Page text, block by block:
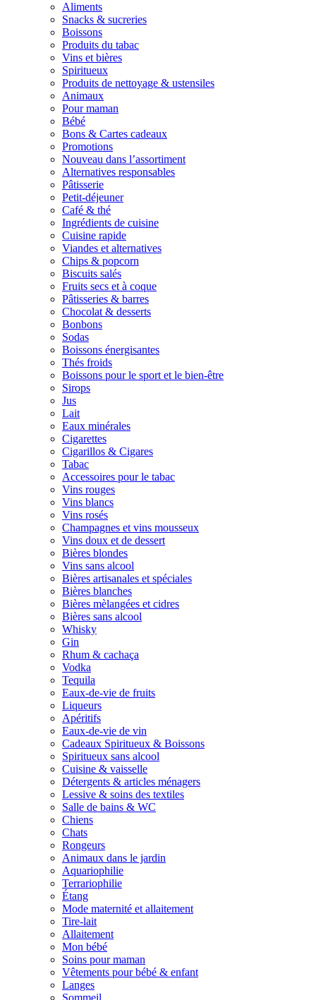
Aliments
Snacks & sucreries
Boissons
Produits du tabac
Vins et bières
Spiritueux
Produits de nettoyage & ustensiles
Animaux
Pour maman
Bébé
Bons & Cartes cadeaux
Promotions
Nouveau dans l’assortiment
Alternatives responsables
Pâtisserie
Petit-déjeuner
Café & thé
Ingrédients de cuisine
Cuisine rapide
Viandes et alternatives
Chips & popcorn
Biscuits salés
Fruits secs et à coque
Pâtisseries & barres
Chocolat & desserts
Bonbons
Sodas
Boissons énergisantes
Thés froids
Boissons pour le sport et le bien-être
Sirops
Jus
Lait
Eaux minérales
Cigarettes
Cigarillos & Cigares
Tabac
Accessoires pour le tabac
Vins rouges
Vins blancs
Vins rosés
Champagnes et vins mousseux
Vins doux et de dessert
Bières blondes
Vins sans alcool
Bières artisanales et spéciales
Bières blanches
Bières mèlangées et cidres
Bières sans alcool
Whisky
Gin
Rhum & cachaça
Vodka
Tequila
Eaux-de-vie de fruits
Liqueurs
Apéritifs
Eaux-de-vie de vin
Cadeaux Spiritueux & Boissons
Spiritueux sans alcool
Cuisine & vaisselle
Détergents & articles ménagers
Lessive & soins des textiles
Salle de bains & WC
Chiens
Chats
Rongeurs
Animaux dans le jardin
Aquariophilie
Terrariophilie
Étang
Mode maternité et allaitement
Tire-lait
Allaitement
Mon bébé
Soins pour maman
Vêtements pour bébé & enfant
Langes
Sommeil